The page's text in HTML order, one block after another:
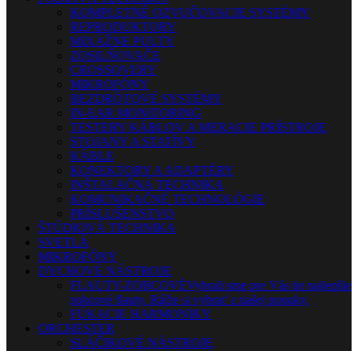
KOMPLETNÉ OZVUČOVACIE SYSTÉMY
REPRODUKTORY
MIXÁŽNE PULTY
ZOSILŇOVAČE
CROSSOVERY
MIKROFÓNY
BEZDRÔTOVÉ SYSTÉMY
IN-EAR MONITORING
TESTERY KÁBLOV A MERACIE PRÍSTROJE
STOJANY A STATÍVY
KÁBLE
KONEKTORY A ADAPTÉRY
INŠTALAČNÁ TECHNIKA
KOMUNIKAČNÉ TECHNOLÓGIE
PRÍSLUŠENSTVO
ŠTÚDIOVÁ TECHNIKA
SVETLÁ
MIKROFÓNY
DYCHOVÉ NÁSTROJE
FLAUTY-ZOBCOVÉVybrali sme pre Vás tie najlepšie
zobcové flauty. Ráčte si vybrať z našej ponuky.
FÚKACIE HARMONIKY
ORCHESTER
SLÁČIKOVÉ NÁSTROJE